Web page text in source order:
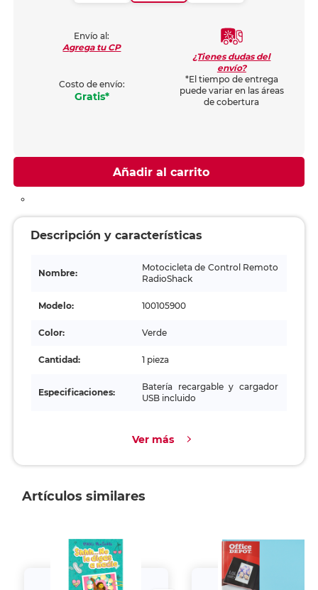
Envío al:
Agrega tu CP
Costo de envío:
Gratis*
¿Tienes dudas del
envío?
*El tiempo de entrega
puede variar en las áreas
de cobertura
Añadir al carrito
Descripción y características
Nombre:
Motocicleta de Control Remoto
RadioShack
Modelo: 100105900
Color: Verde
Cantidad: 1 pieza
Especificaciones:
Batería recargable y cargador
USB incluido
Ver más
Artículos similares